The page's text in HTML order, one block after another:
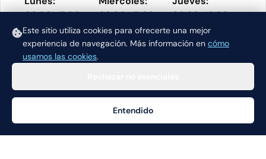
Este sitio utiliza cookies para ofrecerte una mejor
experiencia de navegación. Más información en cómo
usamos las cookies.
Entendido
09:00-17:00
09:00-17:00
08:00-16:00
Martes:
13:00-15:00
Viernes:
09:00-16:00
Ayuda